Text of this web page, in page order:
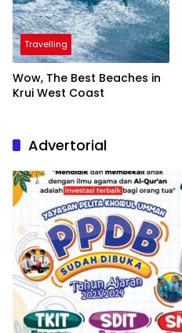
Travelling
Wow, The Best Beaches in
Krui West Coast
Advertorial